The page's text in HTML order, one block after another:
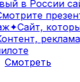
в России
✦Сайт,
Смотреть